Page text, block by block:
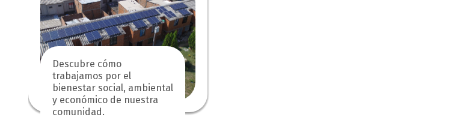
Descubre cómo
trabajamos por el
bienestar social, ambiental
y económico de nuestra
comunidad.